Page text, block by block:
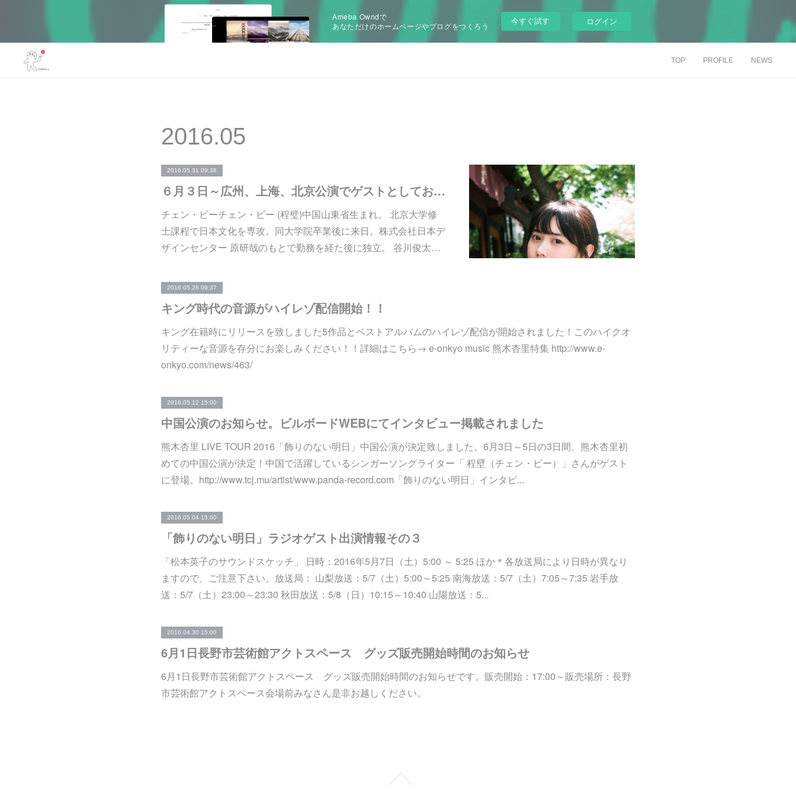
Ameba Owndで
あなただけのホームページやブログをつくろう
今すぐ試す ログイン
TOP PROFILE NEWS
2016.05
2016.05.31 09:38
６月３日～広州、上海、北京公演でゲストとしてお迎えするチェン・ビー (程璧)さんを紹介させていただきます。
チェン・ビーチェン・ビー (程璧)中国山東省生まれ。 北京大学修
士課程で日本文化を専攻。同大学院卒業後に来日。株式会社日本デ
ザインセンター 原研哉のもとで勤務を経た後に独立。 谷川俊太…
2016.05.26 09:37
キング時代の音源がハイレゾ配信開始！！
キング在籍時にリリースを致しました5作品とベストアルバムのハイレゾ配信が開始されました！このハイクオ
リティーな音源を存分にお楽しみください！！詳細はこちら→ e-onkyo music 熊木杏里特集 http://www.e-
onkyo.com/news/463/
2016.05.12 15:00
中国公演のお知らせ。ビルボードWEBにてインタビュー掲載されました
熊木杏里 LIVE TOUR 2016「飾りのない明日」中国公演が決定致しました。6月3日～5日の3日間、熊木杏里初
めての中国公演が決定！中国で活躍しているシンガーソングライター「 程壁（チェン・ビー）」さんがゲスト
に登場。http://www.tcj.mu/artist/www.panda-record.com「飾りのない明日」インタビ...
2016.05.04 15:00
「飾りのない明日」ラジオゲスト出演情報その３
「松本英子のサウンドスケッチ」 日時：2016年5月7日（土）5:00 ～ 5:25 ほか＊各放送局により日時が異なり
ますので、ご注意下さい。放送局： 山梨放送：5/7（土）5:00～5:25 南海放送：5/7（土）7:05～7:35 岩手放
送：5/7（土）23:00～23:30 秋田放送：5/8（日）10:15～10:40 山陽放送：5...
2016.04.30 15:00
6月1日長野市芸術館アクトスペース グッズ販売開始時間のお知らせ
6月1日長野市芸術館アクトスペース グッズ販売開始時間のお知らせです。販売開始：17:00～販売場所：長野
市芸術館アクトスペース会場前みなさん是非お越しください。